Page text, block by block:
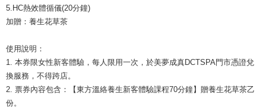
5.HC熱效體循儀(20分鐘)
加贈：養生花草茶
使用說明：
1. 本券限女性新客體驗，每人限用一次，於美夢成真DCTSPA門市憑證兌
換服務，不得跨店。
2. 票券內容包含：【東方溫絡養生新客體驗課程70分鐘】贈養生花草茶乙
份。